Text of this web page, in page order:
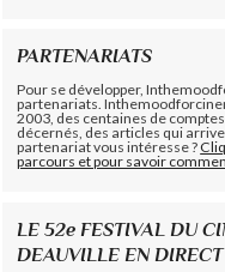
PARTENARIATS
Pour se développer,
partenariats.
2003, des centaines de
décernés, des articles qui
partenariat vous intéresse ?
parcours et pour savoir
LE 52e FESTIVAL DU
DEAUVILLE EN DIRECT